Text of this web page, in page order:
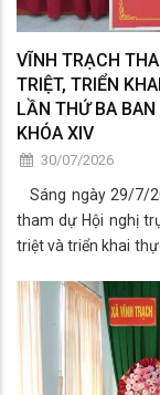
VĨNH TRẠCH
TRIỆT, TRIỂN
LẦN THỨ BA
KHÓA XIV
30/07/2026
Sáng ngày 29/7/
tham dự Hội nghị
triệt và triển khai